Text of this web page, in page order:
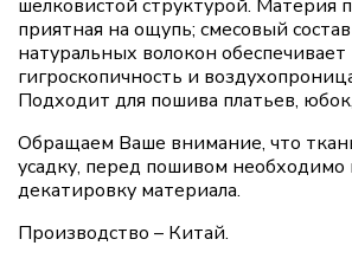
шелковистой структурой. Материя
приятная на ощупь; смесовый
натуральных волокон обеспечивает
гигроскопичность и
Подходит для пошива платьев,
Обращаем Ваше внимание, что
усадку, перед пошивом необходимо
декатировку материала.
Производство – Китай.